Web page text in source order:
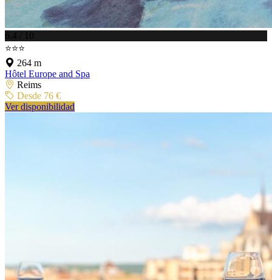
6.4 / 10
⭐⭐⭐
264 m
Hôtel Europe and Spa
Reims
Desde 76 €
Ver disponibilidad